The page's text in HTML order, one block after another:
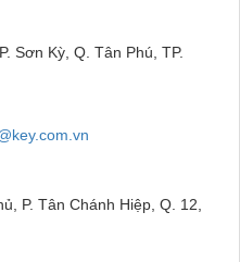
Sơn Kỳ, Q. Tân Phú, TP.
P. Tân Chánh Hiệp, Q. 12,